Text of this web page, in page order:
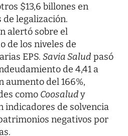
$13,6 billones en
legalización.
alertó sobre el
de los niveles de
EPS. Savia Salud pasó
de 4,41 a
aumento del 166%,
como Coosaludy
indicadores de solvencia
negativos por